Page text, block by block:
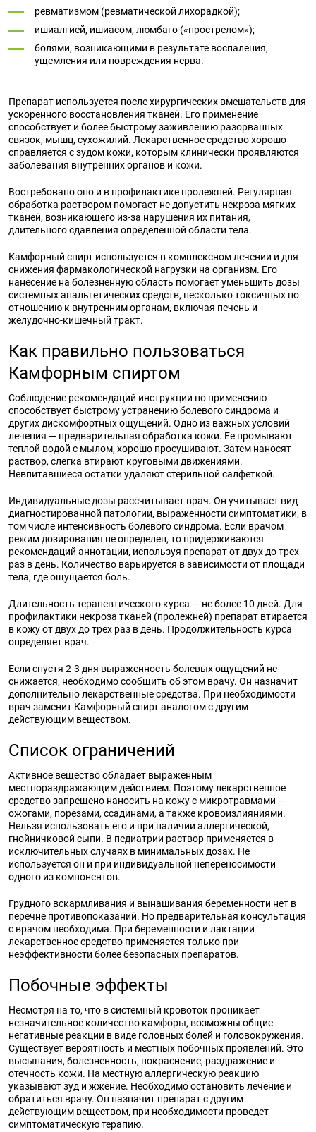
ревматизмом (ревматической лихорадкой);
ишиалгией, ишиасом, люмбаго («прострелом»);
болями, возникающими в результате воспаления,
ущемления или повреждения нерва.
Препарат используется после хирургических вмешательств для
ускоренного восстановления тканей. Его применение
способствует и более быстрому заживлению разорванных
связок, мышц, сухожилий. Лекарственное средство хорошо
справляется с зудом кожи, которым клинически проявляются
заболевания внутренних органов и кожи.
Востребовано оно и в профилактике пролежней. Регулярная
обработка раствором помогает не допустить некроза мягких
тканей, возникающего из-за нарушения их питания,
длительного сдавления определенной области тела.
Камфорный спирт используется в комплексном лечении и для
снижения фармакологической нагрузки на организм. Его
нанесение на болезненную область помогает уменьшить дозы
системных анальгетических средств, несколько токсичных по
отношению к внутренним органам, включая печень и
желудочно-кишечный тракт.
Как правильно пользоваться
Камфорным спиртом
Соблюдение рекомендаций инструкции по применению
способствует быстрому устранению болевого синдрома и
других дискомфортных ощущений. Одно из важных условий
лечения — предварительная обработка кожи. Ее промывают
теплой водой с мылом, хорошо просушивают. Затем наносят
раствор, слегка втирают круговыми движениями.
Невпитавшиеся остатки удаляют стерильной салфеткой.
Индивидуальные дозы рассчитывает врач. Он учитывает вид
диагностированной патологии, выраженности симптоматики, в
том числе интенсивность болевого синдрома. Если врачом
режим дозирования не определен, то придерживаются
рекомендаций аннотации, используя препарат от двух до трех
раз в день. Количество варьируется в зависимости от площади
тела, где ощущается боль.
Длительность терапевтического курса — не более 10 дней. Для
профилактики некроза тканей (пролежней) препарат втирается
в кожу от двух до трех раз в день. Продолжительность курса
определяет врач.
Если спустя 2-3 дня выраженность болевых ощущений не
снижается, необходимо сообщить об этом врачу. Он назначит
дополнительно лекарственные средства. При необходимости
врач заменит Камфорный спирт аналогом с другим
действующим веществом.
Список ограничений
Активное вещество обладает выраженным
местнораздражающим действием. Поэтому лекарственное
средство запрещено наносить на кожу с микротравмами —
ожогами, порезами, ссадинами, а также кровоизлияниями.
Нельзя использовать его и при наличии аллергической,
гнойничковой сыпи. В педиатрии раствор применяется в
исключительных случаях в минимальных дозах. Не
используется он и при индивидуальной непереносимости
одного из компонентов.
Грудного вскармливания и вынашивания беременности нет в
перечне противопоказаний. Но предварительная консультация
с врачом необходима. При беременности и лактации
лекарственное средство применяется только при
неэффективности более безопасных препаратов.
Побочные эффекты
Несмотря на то, что в системный кровоток проникает
незначительное количество камфоры, возможны общие
негативные реакции в виде головных болей и головокружения.
Существует вероятность и местных побочных проявлений. Это
высыпания, болезненность, покраснение, раздражение и
отечность кожи. На местную аллергическую реакцию
указывают зуд и жжение. Необходимо остановить лечение и
обратиться врачу. Он назначит препарат с другим
действующим веществом, при необходимости проведет
симптоматическую терапию.